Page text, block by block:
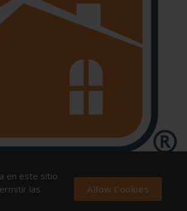
en este sitio
las
Allow Cookies